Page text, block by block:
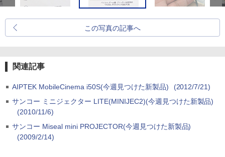
この写真の記事へ
関連記事
AIPTEK MobileCinema i50S(今週見つけた新製品)
(2012/7/21)
サンコー ミニジェクター LITE(MINIJEC2)(今週見つけた新製品)
(2010/11/6)
サンコー Miseal mini PROJECTOR(今週見つけた新製品)
(2009/2/14)